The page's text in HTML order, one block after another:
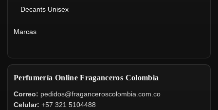
Decants Unisex
Marcas
Perfumería Online Fraganceros Colombia
Correo: pedidos@fraganceroscolombia.com.co
Celular: +57 321 5104488